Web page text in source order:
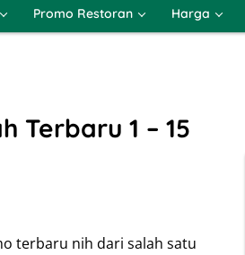
Promo Restoran Harga
Terbaru 1 – 15
terbaru nih dari salah satu